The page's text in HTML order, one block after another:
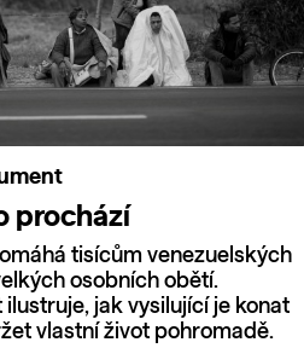
prochází
tisícům venezuelských
osobních obětí.
jak vysilující je konat
vlastní život pohromadě.